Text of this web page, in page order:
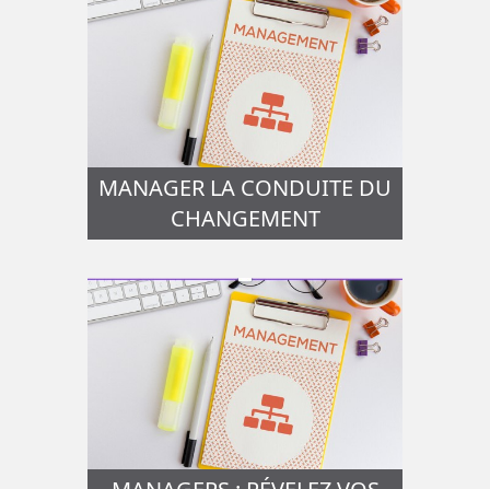
MANAGER LA CONDUITE DU
CHANGEMENT